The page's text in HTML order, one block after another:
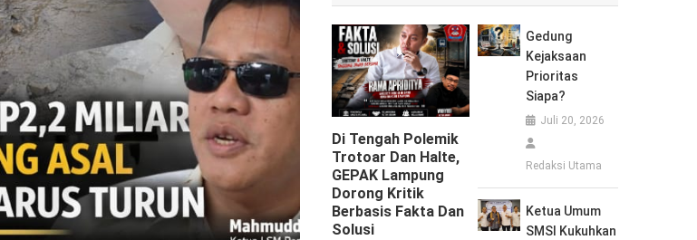
Di Tengah Polemik
Trotoar Dan Halte,
GEPAK Lampung
Dorong Kritik
Berbasis Fakta Dan
Solusi
Gedung
Kejaksaan
Prioritas
Siapa?
Juli 20, 2026
Redaksi Utama
Ketua Umum
SMSI Kukuhkan